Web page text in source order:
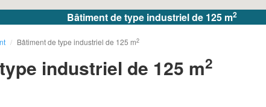
Bâtiment de type industriel de 125 m2
Bâtiment de type industriel de 125 m2
industriel de 125 m2